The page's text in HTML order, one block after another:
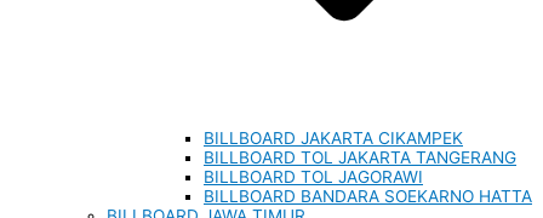
BILLBOARD JAKARTA CIKAMPEK
BILLBOARD TOL JAKARTA TANGERANG
BILLBOARD TOL JAGORAWI
BILLBOARD BANDARA SOEKARNO HATTA